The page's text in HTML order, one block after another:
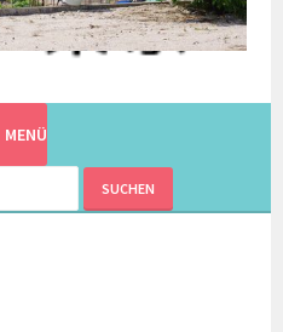
⇔ 東京
MENÜ